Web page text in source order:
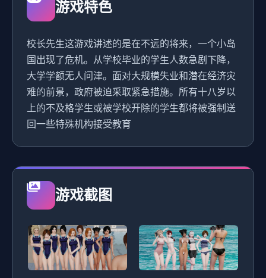
游戏特色
校长先生这游戏讲述的是在不远的将来，一个小岛
国出现了危机。从学校毕业的学生人数急剧下降，
大学学额无人问津。面对大规模失业和潜在经济灾
难的前景，政府被迫采取紧急措施。所有十八岁以
上的不及格学生或被学校开除的学生都将被强制送
回一些特殊机构接受教育
游戏截图